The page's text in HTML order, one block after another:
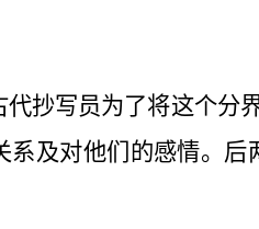
代抄写员为了将这个分
及对他们的感情。后